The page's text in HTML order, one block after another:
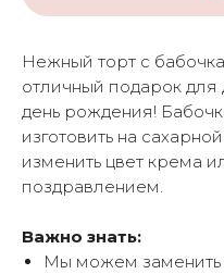
Нежный торт с
отличный подарок для
день рождения!
изготовить на
изменить цвет крема
поздравлением.
Важно знать:
Мы можем заменить